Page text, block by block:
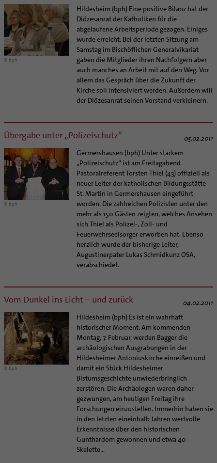
© bph
Hildesheim (bph) Eine positive Bilanz hat der
Diözesanrat der Katholiken für die
abgelaufene Arbeitsperiode gezogen. Einiges
wurde erreicht. Bei der letzten Sitzung am
Samstag im Bischöflichen Generalvikariat
gaben die Mitglieder ihren Nachfolgern aber
auch manches an Arbeit mit auf den Weg. Vor
allem das Gespräch über die Zukunft der
Kirche soll intensiviert werden. Außerdem will
der Diözesanrat seinen Vorstand verkleinern.
Übergabe unter „Polizeischutz“ 05.02.2011
© bph
Germershausen (bph) Unter starkem
„Polizeischutz“ ist am Freitagabend
Pastoralreferent Torsten Thiel (43) offiziell als
neuer Leiter der katholischen Bildungsstätte
St. Martin in Germershausen eingeführt
worden. Die zahlreichen Polizisten unter den
mehr als 150 Gästen zeigten, welches Ansehen
sich Thiel als Polizei-, Zoll- und
Feuerwehrseelsorger erworben hat. Ebenso
herzlich wurde der bisherige Leiter,
Augustinerpater Lukas Schmidkunz OSA,
verabschiedet.
Vom Dunkel ins Licht – und zurück 04.02.2011
© bph
Hildesheim (bph) Es ist ein wahrhaft
historischer Moment. Am kommenden
Montag, 7. Februar, werden Bagger die
archäologischen Ausgrabungen in der
Hildesheimer Antoniuskirche einreißen und
damit ein Stück Hildesheimer
Bistumsgeschichte unwiederbringlich
zerstören. Die Archäologen waren daher
gezwungen, am heutigen Freitag ihre
Forschungen einzustellen. Immerhin haben sie
in den letzten eineinhalb Jahren wertvolle
Erkenntnisse über den historischen
Gunthardom gewonnen und etwa 40
Skelette...